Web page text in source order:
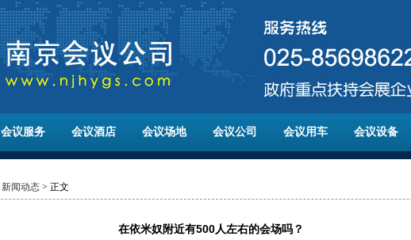
会议服务 会议酒店 会议场地 会议公司 会议用车 会议设备
新闻动态 > 正文
在依米奴附近有500人左右的会场吗？